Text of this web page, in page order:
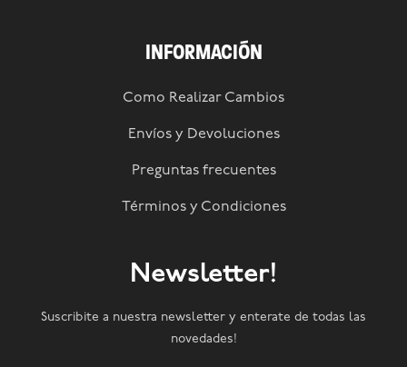
INFORMACIÓN
Como Realizar Cambios
Envíos y Devoluciones
Preguntas frecuentes
Términos y Condiciones
Newsletter!
Suscribite a nuestra newsletter y enterate de todas las
novedades!